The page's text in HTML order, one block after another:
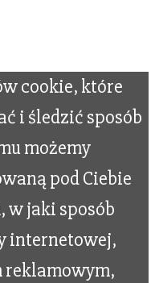
cookie, które
i śledzić sposób
możemy
pod Ciebie
w jaki sposób
internetowej,
reklamowym,